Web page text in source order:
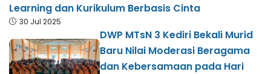
Learning dan Kurikulum Berbasis Cinta
30 Jul 2025
DWP MTsN 3 Kediri Bekali Murid
Baru Nilai Moderasi Beragama
dan Kebersamaan pada Hari